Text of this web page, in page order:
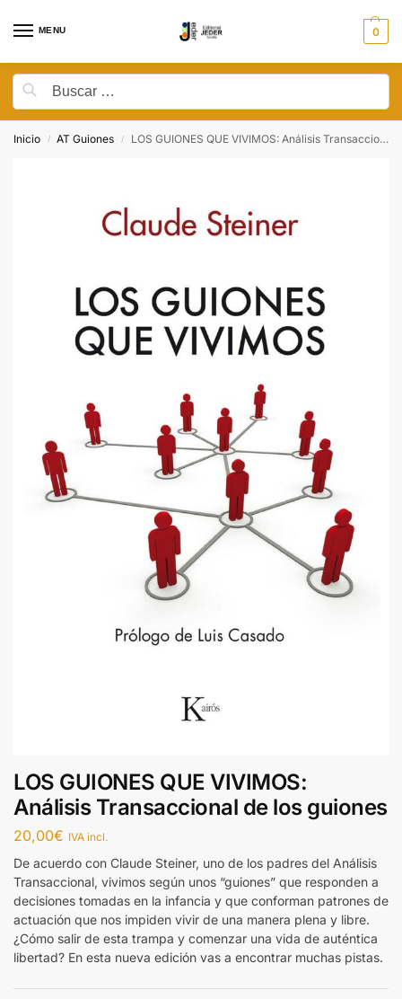
MENU 0
Inicio / AT Guiones / LOS GUIONES QUE VIVIMOS: Análisis Transaccional de los guiones
LOS GUIONES QUE VIVIMOS:
Análisis Transaccional de los guiones
20,00€ IVA incl.
De acuerdo con Claude Steiner, uno de los padres del Análisis
Transaccional, vivimos según unos “guiones” que responden a
decisiones tomadas en la infancia y que conforman patrones de
actuación que nos impiden vivir de una manera plena y libre.
¿Cómo salir de esta trampa y comenzar una vida de auténtica
libertad? En esta nueva edición vas a encontrar muchas pistas.